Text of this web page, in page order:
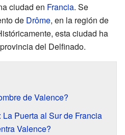
ciudad en Francia. Se
de Drôme, en la región de
esta ciudad ha
del Delfinado.
de Valence?
Puerta al Sur de Francia
Valence?